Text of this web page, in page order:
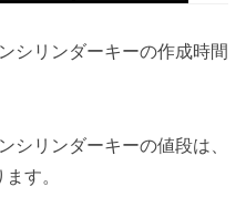
シリンダーキーの作成時間
シリンダーキーの値段は、
す。